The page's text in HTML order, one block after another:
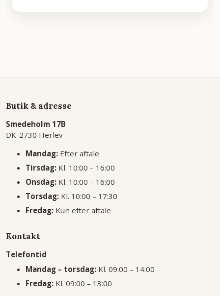
Butik & adresse
Smedeholm 17B
DK-2730 Herlev
Mandag: Efter aftale
Tirsdag: Kl. 10:00 – 16:00
Onsdag: Kl. 10:00 – 16:00
Torsdag: Kl. 10:00 – 17:30
Fredag: Kun efter aftale
Kontakt
Telefontid
Mandag – torsdag: Kl. 09:00 – 14:00
Fredag: Kl. 09:00 – 13:00